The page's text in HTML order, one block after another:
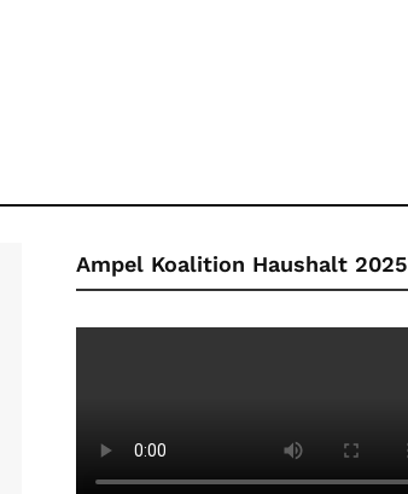
Ampel Koalition Haushalt 2025